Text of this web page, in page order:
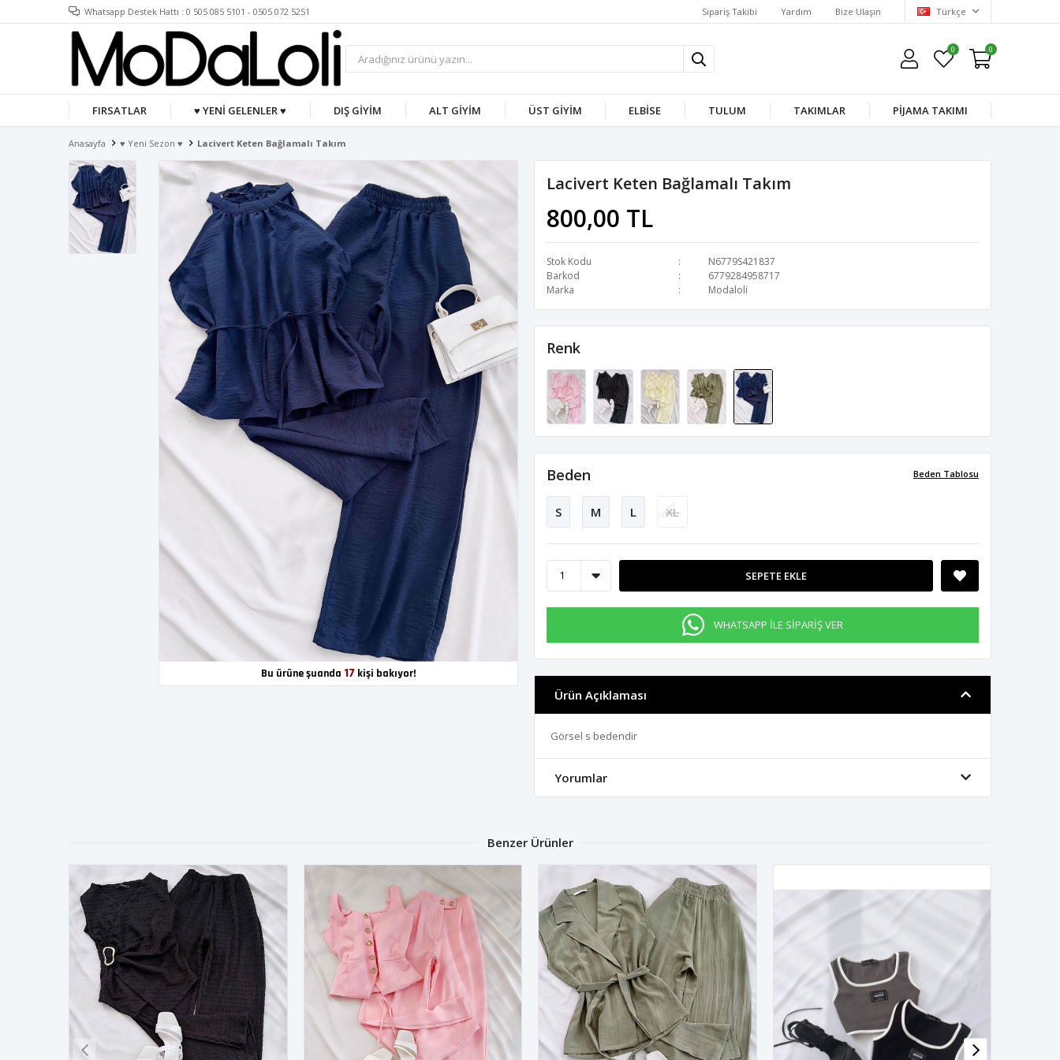
Whatsapp Destek Hattı : 0 505 085 5101 - 0505 072 5251 Sipariş Takibi Yardım Bize Ulaşın Türkçe
0 0
FIRSATLAR ♥ YENİ GELENLER ♥ DIŞ GİYİM ALT GİYİM ÜST GİYİM ELBİSE TULUM TAKIMLAR PİJAMA TAKIMI
Anasayfa ♥ Yeni Sezon ♥ Lacivert Keten Bağlamalı Takım
Bu ürüne şuanda 17 kişi bakıyor!
Lacivert Keten Bağlamalı Takım
800,00 TL
Stok Kodu
N6779S421837
Barkod
6779284958717
Marka
Modaloli
Renk
Beden Tablosu
Beden
S M L XL
SEPETE EKLE
WHATSAPP İLE SİPARİŞ VER
Ürün Açıklaması
Görsel s bedendir
Yorumlar
Benzer Ürünler